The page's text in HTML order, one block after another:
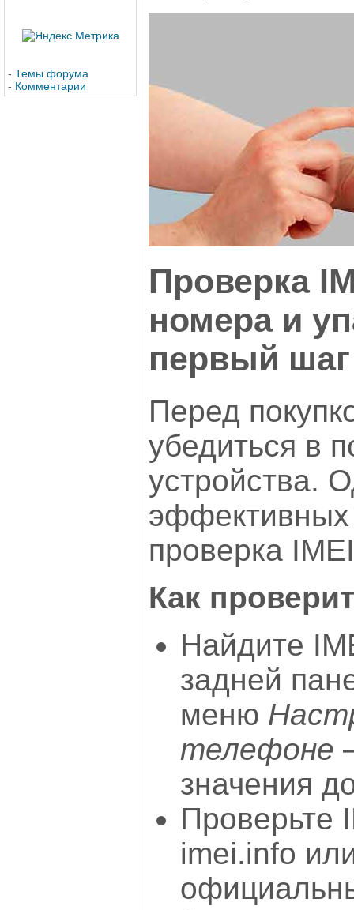
- Темы форума
- Комментарии
Проверка
номера и
первый шаг
Перед
убедиться в
устройства.
проверка
Как
Найдите
задней
меню
телефоне
значения
Проверьте
imei.info